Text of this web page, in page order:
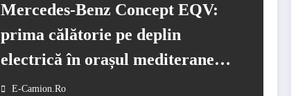
Mercedes-Benz Concept EQV:
prima călătorie pe deplin
electrică în orașul mediteranean
Barcelona
E-Camion.ro